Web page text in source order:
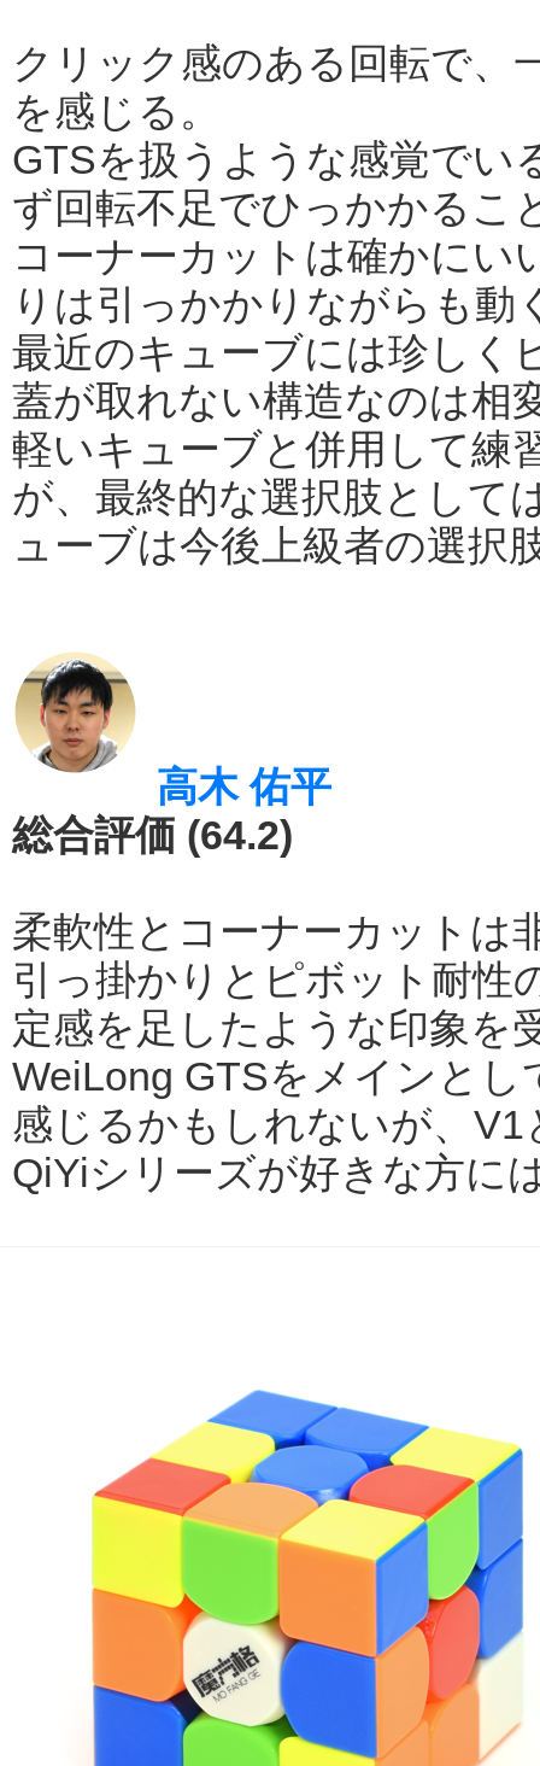
クリック感のある回転で、
を感じる。
GTSを扱うような感覚でい
ず回転不足でひっかかるこ
コーナーカットは確かにい
りは引っかかりながらも動
最近のキューブには珍しく
蓋が取れない構造なのは相
軽いキューブと併用して練
が、最終的な選択肢として
ューブは今後上級者の選択
高木 佑平
総合評価 (64.2)
柔軟性とコーナーカットは
引っ掛かりとピボット耐性
定感を足したような印象を
WeiLong GTSをメインと
感じるかもしれないが、
QiYiシリーズが好きな方に